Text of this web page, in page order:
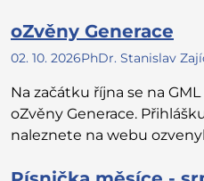
oZvěny Generace
02. 10. 2026PhDr. Stanislav
Na začátku října se na
oZvěny Generace.
naleznete na webu